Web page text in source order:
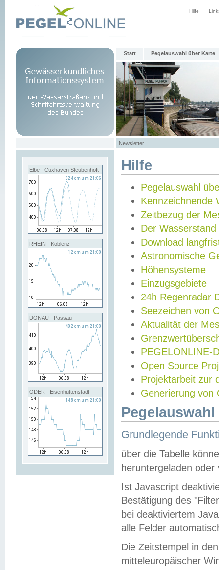
Hilfe
Start Pegelauswahl über Karte
Newsletter
Elbe - Cuxhaven Steubenhöft
RHEIN - Koblenz
DONAU - Passau
ODER - Eisenhüttenstadt
Hilfe
Pegelauswahl
Kennzeichnende
Zeitbezug der
Der Wasserstand
Download
Astronomische
Höhensysteme
Einzugsgebiete
24h Regenradar
Seezeichen von
Aktualität der
PEGELONLINE-
Open Source
Projektarbeit zur
Generierung von
Grundlegende
über die Tabelle
heruntergeladen oder
Ist Javascript
Bestätigung des
bei deaktiviertem
alle Felder
Die Zeitstempel in
mitteleuropäischer